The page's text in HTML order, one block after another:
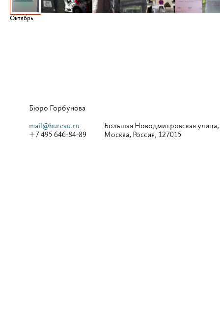
Октябрь
Бюро Горбунова
mail@bureau.ru
+7 495 646-84-89
Большая Новодмитровская улица,
Москва, Россия, 127015